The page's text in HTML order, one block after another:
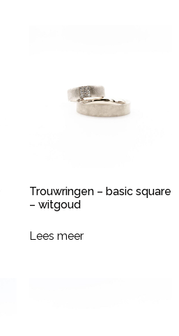
Trouwringen – basic square
– witgoud
Lees meer